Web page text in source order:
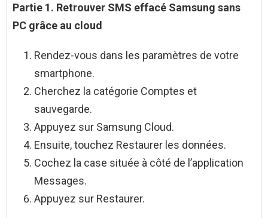
Partie 1. Retrouver SMS effacé Samsung sans
PC grâce au cloud
Rendez-vous dans les paramètres de votre
smartphone.
Cherchez la catégorie Comptes et
sauvegarde.
Appuyez sur Samsung Cloud.
Ensuite, touchez Restaurer les données.
Cochez la case située à côté de l’application
Messages.
Appuyez sur Restaurer.